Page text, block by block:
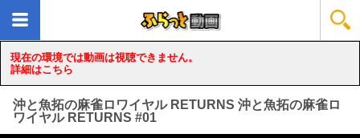
現在の環境では動画は視聴できません。
詳細はこちら
沖と魚拓の麻雀ロワイヤル RETURNS 沖と魚拓の麻雀ロ
ワイヤル RETURNS #01